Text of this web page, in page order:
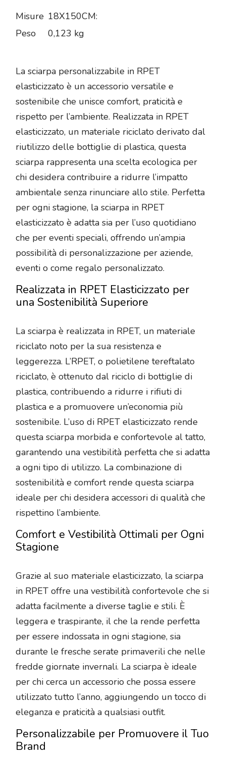
Misure 18X150CM:
Peso
0,123 kg
La sciarpa personalizzabile in RPET
elasticizzato è un accessorio versatile e
sostenibile che unisce comfort, praticità e
rispetto per l’ambiente. Realizzata in RPET
elasticizzato, un materiale riciclato derivato dal
riutilizzo delle bottiglie di plastica, questa
sciarpa rappresenta una scelta ecologica per
chi desidera contribuire a ridurre l’impatto
ambientale senza rinunciare allo stile. Perfetta
per ogni stagione, la sciarpa in RPET
elasticizzato è adatta sia per l’uso quotidiano
che per eventi speciali, offrendo un’ampia
possibilità di personalizzazione per aziende,
eventi o come regalo personalizzato.
Realizzata in RPET Elasticizzato per
una Sostenibilità Superiore
La sciarpa è realizzata in RPET, un materiale
riciclato noto per la sua resistenza e
leggerezza. L’RPET, o polietilene tereftalato
riciclato, è ottenuto dal riciclo di bottiglie di
plastica, contribuendo a ridurre i rifiuti di
plastica e a promuovere un’economia più
sostenibile. L’uso di RPET elasticizzato rende
questa sciarpa morbida e confortevole al tatto,
garantendo una vestibilità perfetta che si adatta
a ogni tipo di utilizzo. La combinazione di
sostenibilità e comfort rende questa sciarpa
ideale per chi desidera accessori di qualità che
rispettino l’ambiente.
Comfort e Vestibilità Ottimali per Ogni
Stagione
Grazie al suo materiale elasticizzato, la sciarpa
in RPET offre una vestibilità confortevole che si
adatta facilmente a diverse taglie e stili. È
leggera e traspirante, il che la rende perfetta
per essere indossata in ogni stagione, sia
durante le fresche serate primaverili che nelle
fredde giornate invernali. La sciarpa è ideale
per chi cerca un accessorio che possa essere
utilizzato tutto l’anno, aggiungendo un tocco di
eleganza e praticità a qualsiasi outfit.
Personalizzabile per Promuovere il Tuo
Brand